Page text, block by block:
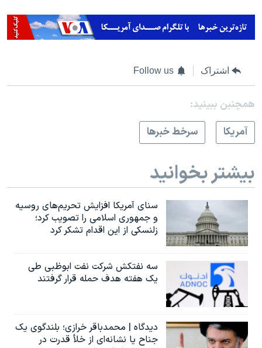
اشتراک Follow us
همچنبن ببینید:
آمريکا
سرخط خبرها
بیشتر بخوانید
سنای آمریکا افزایش تحریم‌های روسیه
و جمهوری اسلامی را تصویب کرد؛
زلنسکی از این اقدام تشکر کرد
سه نفتکش شرکت نفت ابوظبی طی
یک هفته هدف حمله قرار گرفتند
دیدگاه | محمدباقر خرازی؛ بلندگوی یک
جناح یا نشانه‌ای از خلأ قدرت در